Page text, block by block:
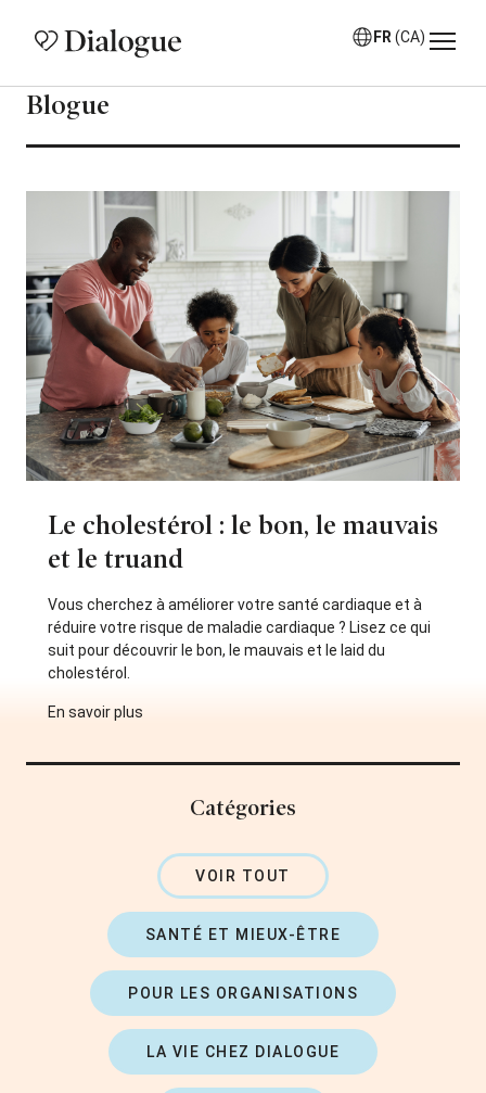
FR (CA)
Blogue
Le cholestérol : le bon, le mauvais
et le truand
Vous cherchez à améliorer votre santé cardiaque et à
réduire votre risque de maladie cardiaque ? Lisez ce qui
suit pour découvrir le bon, le mauvais et le laid du
cholestérol.
En savoir plus
Catégories
VOIR TOUT
SANTÉ ET MIEUX-ÊTRE
POUR LES ORGANISATIONS
LA VIE CHEZ DIALOGUE